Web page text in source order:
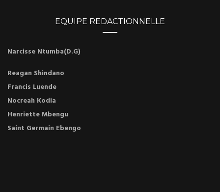
EQUIPE REDACTIONNELLE
Narcisse Ntumba(D.G)
Reagan Shindano
Francis Luende
Nocreah Kodia
Henriette Mbengu
Saint Germain Ebengo